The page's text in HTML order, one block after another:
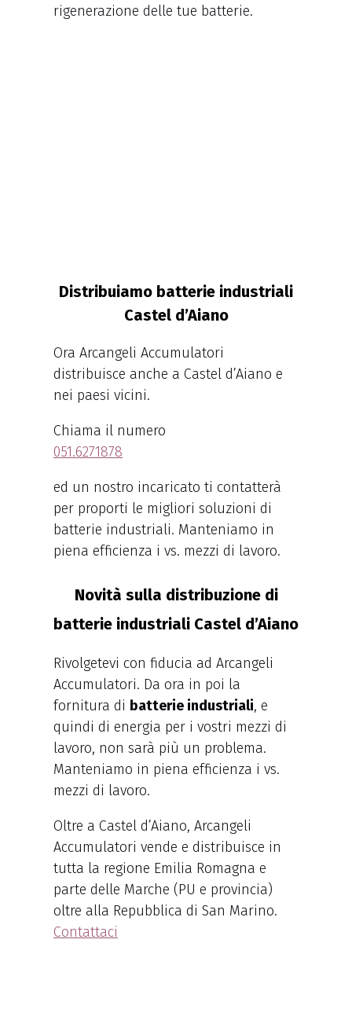
rigenerazione delle tue batterie.
Distribuiamo batterie industriali
Castel d’Aiano
Ora Arcangeli Accumulatori
distribuisce anche a Castel d’Aiano e
nei paesi vicini.
Chiama il numero
051.6271878
ed un nostro incaricato ti contatterà
per proporti le migliori soluzioni di
batterie industriali. Manteniamo in
piena efficienza i vs. mezzi di lavoro.
Novità sulla distribuzione di
batterie industriali Castel d’Aiano
Rivolgetevi con fiducia ad Arcangeli
Accumulatori. Da ora in poi la
fornitura di batterie industriali, e
quindi di energia per i vostri mezzi di
lavoro, non sarà più un problema.
Manteniamo in piena efficienza i vs.
mezzi di lavoro.
Oltre a Castel d’Aiano, Arcangeli
Accumulatori vende e distribuisce in
tutta la regione Emilia Romagna e
parte delle Marche (PU e provincia)
oltre alla Repubblica di San Marino.
Contattaci